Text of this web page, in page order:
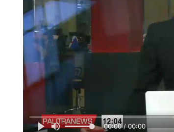
00:00 / 00:00